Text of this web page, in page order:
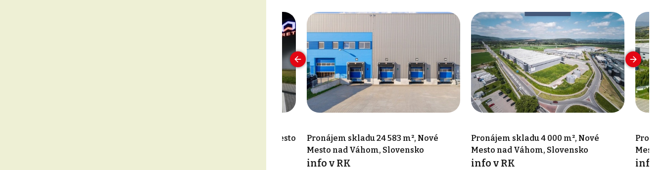
Pronájem skladu 3 790 m², Nové Mesto
Pronájem skladu 24 583 m², Nové
Mesto nad Váhom, Slovensko
info v RK
Pronájem skladu 4 000 m², Nové
Mesto nad Váhom, Slovensko
info v RK
Mesto
info v